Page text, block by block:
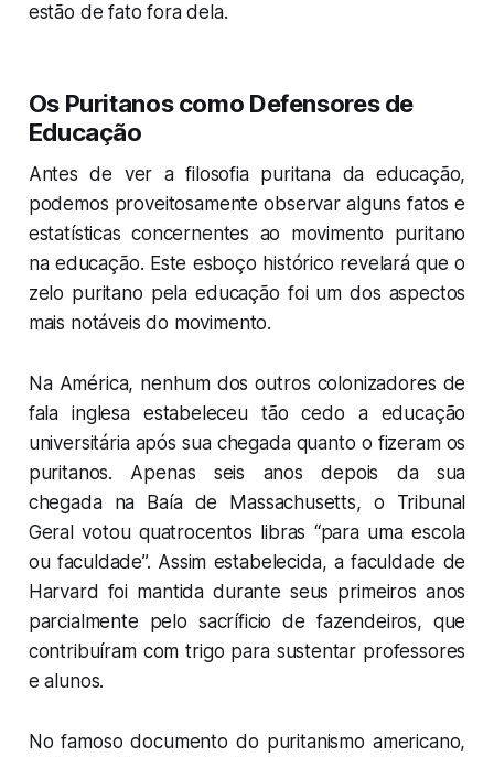
estão de fato fora dela.
Os Puritanos como Defensores de
Educação
Antes de ver a filosofia puritana da educação,
podemos proveitosamente observar alguns fatos e
estatísticas concernentes ao movimento puritano
na educação. Este esboço histórico revelará que o
zelo puritano pela educação foi um dos aspectos
mais notáveis do movimento.
Na América, nenhum dos outros colonizadores de
fala inglesa estabeleceu tão cedo a educação
universitária após sua chegada quanto o fizeram os
puritanos. Apenas seis anos depois da sua
chegada na Baía de Massachusetts, o Tribunal
Geral votou quatrocentos libras “para uma escola
ou faculdade”. Assim estabelecida, a faculdade de
Harvard foi mantida durante seus primeiros anos
parcialmente pelo sacríficio de fazendeiros, que
contribuíram com trigo para sustentar professores
e alunos.
No famoso documento do puritanismo americano,